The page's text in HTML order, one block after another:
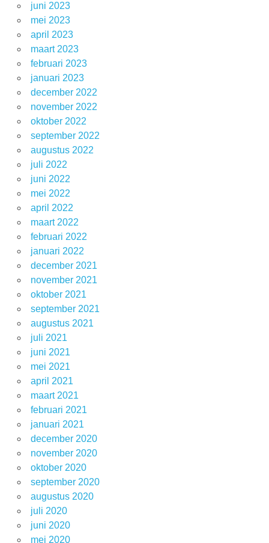
juni 2023
mei 2023
april 2023
maart 2023
februari 2023
januari 2023
december 2022
november 2022
oktober 2022
september 2022
augustus 2022
juli 2022
juni 2022
mei 2022
april 2022
maart 2022
februari 2022
januari 2022
december 2021
november 2021
oktober 2021
september 2021
augustus 2021
juli 2021
juni 2021
mei 2021
april 2021
maart 2021
februari 2021
januari 2021
december 2020
november 2020
oktober 2020
september 2020
augustus 2020
juli 2020
juni 2020
mei 2020